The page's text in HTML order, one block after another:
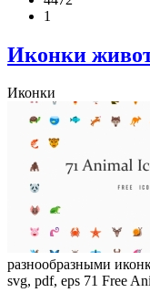
1
Иконки
Иконки
разнообразными
svg, pdf, eps 71 Free